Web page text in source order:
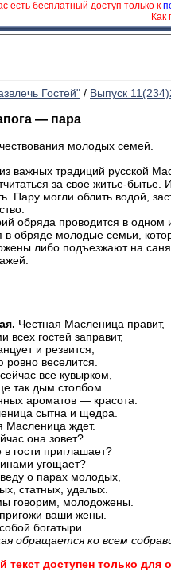
есть бесплатный доступ только к
Как
Гостей" / Выпуск
— пара
молодых семей.
важных традиций русской
за свое житье-
Пару могли облить водой,
обряда проводится в одном
в обряде молодые семьи,
либо подъезжают на
Честная Масленица правит,
всех гостей заправит,
и резвится,
веселится.
все кувырком,
так дым столбом.
ароматов — красота.
сытна и щедра.
Масленица ждет.
она зовет?
в гости приглашает?
угощает?
о парах молодых,
статных, удалых.
говорим, молодожены.
ваши жены.
богатыри.
обращается ко всем
текст доступен только для